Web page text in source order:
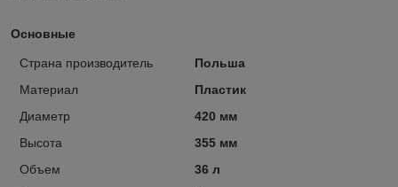
Основные
Страна производитель
Польша
Материал
Пластик
Диаметр
420 мм
Высота
355 мм
Объем
36 л